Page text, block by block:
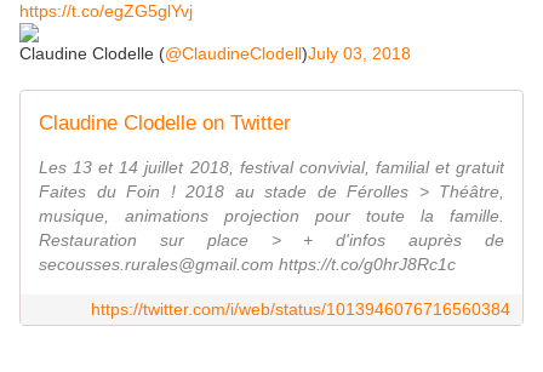
https://t.co/egZG5glYvj
Claudine Clodelle (@ClaudineClodell)July 03, 2018
Claudine Clodelle on Twitter
Les 13 et 14 juillet 2018, festival convivial, familial et gratuit
Faites du Foin ! 2018 au stade de Férolles > Théâtre,
musique, animations projection pour toute la famille.
Restauration sur place > + d'infos auprès de
secousses.rurales@gmail.com https://t.co/g0hrJ8Rc1c
https://twitter.com/i/web/status/1013946076716560384